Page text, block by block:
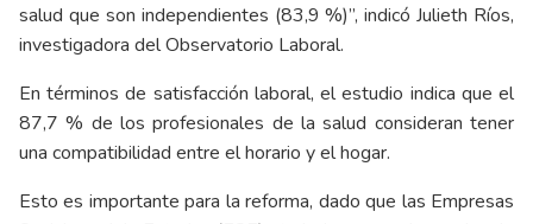
salud que son independientes (83,9 %)”, indicó Julieth Ríos,
investigadora del Observatorio Laboral.
En términos de satisfacción laboral, el estudio indica que el
87,7 % de los profesionales de la salud consideran tener
una compatibilidad entre el horario y el hogar.
Esto es importante para la reforma, dado que las Empresas